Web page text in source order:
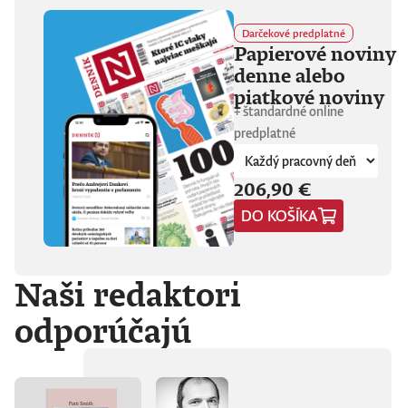
ľudia, ktorí sa
predtým nepoznali,
vedú intenzívny
dialóg o hudbe a
stave sveta. V
štrnástich
tematicky
zameraných
kapitolách príde
okrem iného reč na
punk, trap,
rock’n’roll, Beatles,
Sex Pistols,
Dostojevského,
Hegela, Boha, GG
psychické diagnózy,
lásku, násilie,
rómstvo, working
class, anarchizmus,
okultizmus,
fašizmus, revolúciu,
Darčekové predplatné
Papierové noviny
denne alebo
piatkové noviny
+ štandardné online
predplatné
206,90 €
DO KOŠÍKA
Naši redaktori
odporúčajú